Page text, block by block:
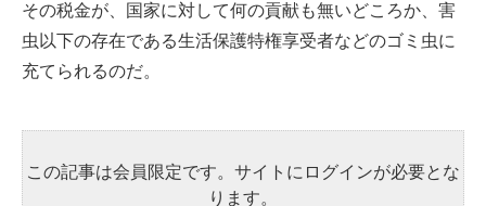
その税金が、国家に対して何の貢献も無いどころか、害
虫以下の存在である生活保護特権享受者などのゴミ虫に
充てられるのだ。
この記事は会員限定です。サイトにログインが必要とな
ります。